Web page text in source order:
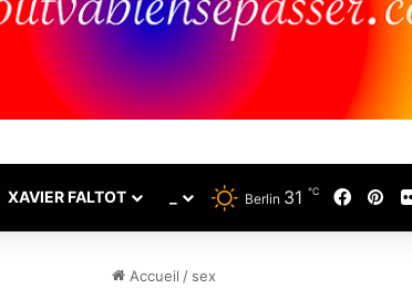
XAVIER FALTOT Berlin 31 ℃
Accueil / sex